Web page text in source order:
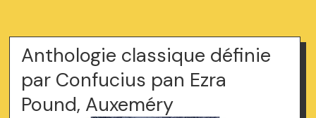
Anthologie classique définie
par Confucius pan Ezra
Pound, Auxeméry